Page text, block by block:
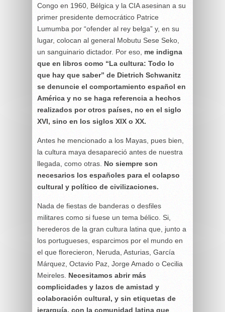
Congo en 1960, Bélgica y la CIA asesinan a su
primer presidente democrático Patrice
Lumumba por “ofender al rey belga” y, en su
lugar, colocan al general Mobutu Sese Seko,
un sanguinario dictador. Por eso, me indigna
que en libros como “La cultura: Todo lo
que hay que saber” de Dietrich Schwanitz
se denuncie el comportamiento español en
América y no se haga referencia a hechos
realizados por otros países, no en el siglo
XVI, sino en los siglos XIX o XX.
Antes he mencionado a los Mayas, pues bien,
la cultura maya desapareció antes de nuestra
llegada, como otras. No siempre son
necesarios los españoles para el colapso
cultural y político de civilizaciones.
Nada de fiestas de banderas o desfiles
militares como si fuese un tema bélico. Si,
herederos de la gran cultura latina que, junto a
los portugueses, esparcimos por el mundo en
el que florecieron, Neruda, Asturias, García
Márquez, Octavio Paz, Jorge Amado o Cecilia
Meireles. Necesitamos abrir más
complicidades y lazos de amistad y
colaboración cultural, y sin etiquetas de
jerarquía, con la comunidad latina que